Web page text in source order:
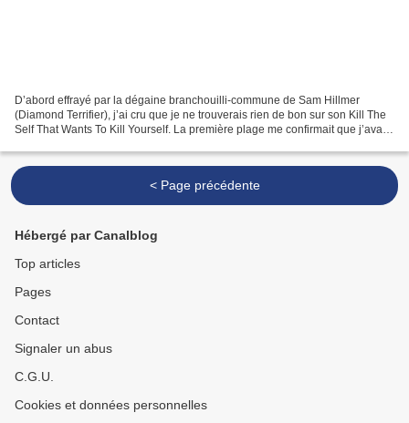
D’abord effrayé par la dégaine branchouilli-commune de Sam Hillmer
(Diamond Terrifier), j’ai cru que je ne trouverais rien de bon sur son Kill The
Self That Wants To Kill Yourself. La première plage me confirmait que j’avais
< Page précédente
Hébergé par Canalblog
Top articles
Pages
Contact
Signaler un abus
C.G.U.
Cookies et données personnelles